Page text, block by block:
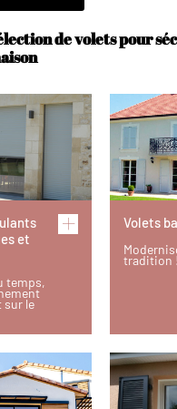
de volets pour
et
temps,
sur le
Volets
tradition !